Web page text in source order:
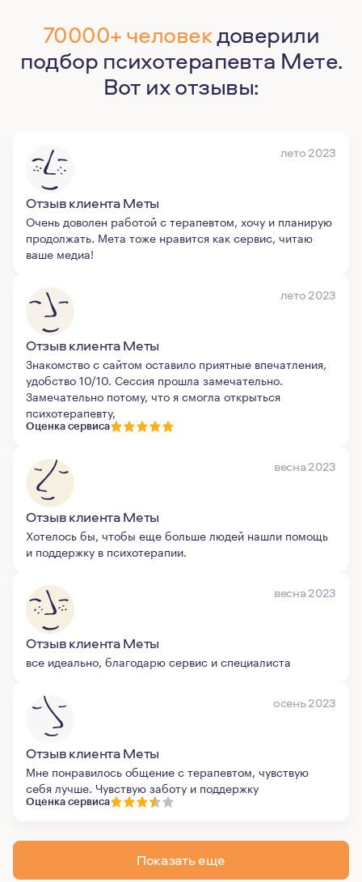
70000+ человекдоверили
подбор психотерапевта Мете.
Вот их отзывы:
лето 2023
Отзыв клиента Меты
Очень доволен работой с терапевтом, хочу и планирую
продолжать. Мета тоже нравится как сервис, читаю
ваше медиа!
лето 2023
Отзыв клиента Меты
Знакомство с сайтом оставило приятные впечатления,
удобство 10/10. Сессия прошла замечательно.
Замечательно потому, что я смогла открыться
психотерапевту,
Оценка сервиса
весна 2023
Отзыв клиента Меты
Хотелось бы, чтобы еще больше людей нашли помощь
и поддержку в психотерапии.
весна 2023
Отзыв клиента Меты
все идеально, благодарю сервис и специалиста
осень 2023
Отзыв клиента Меты
Мне понравилось общение с терапевтом, чувствую
себя лучше. Чувствую заботу и поддержку
Оценка сервиса
Показать еще